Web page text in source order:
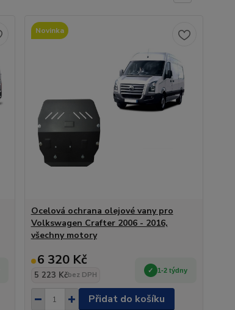
Novinka
Ocelová ochrana olejové vany pro
Volkswagen Crafter 2006 - 2016,
všechny motory
6 320 Kč
5 223 Kčbez DPH
1-2 týdny
Přidat do košíku